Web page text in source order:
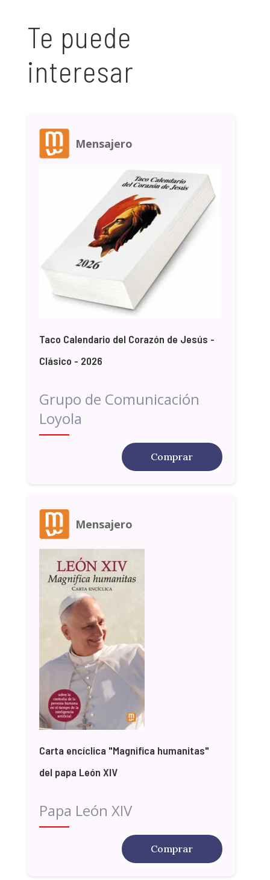
Te puede
interesar
Mensajero
Taco Calendario del Corazón de Jesús -
Clásico - 2026
Grupo de Comunicación
Loyola
Comprar
Mensajero
Carta encíclica "Magnifica humanitas"
del papa León XIV
Papa León XIV
Comprar